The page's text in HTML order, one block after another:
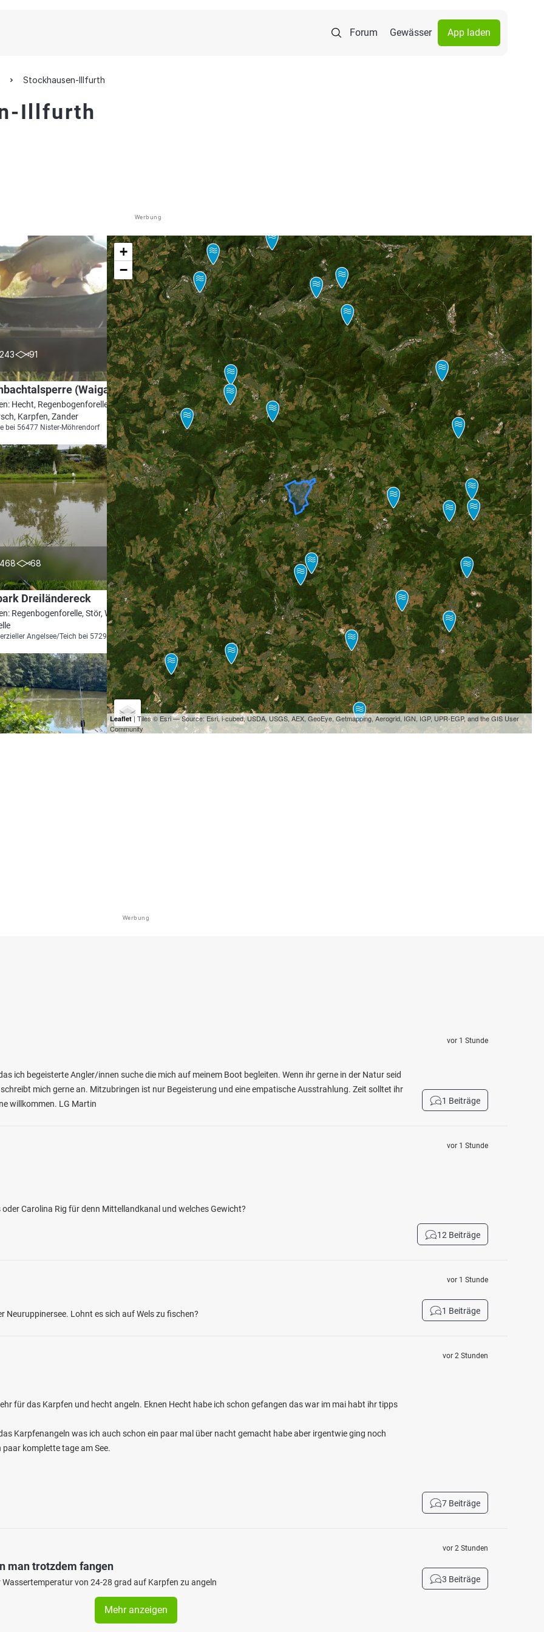
Forum Gewässer App laden
Stockhausen-Illfurth
Illfurth
Werbung
243 91 4.7
(Waigandshain)
Hecht, Regenbogenforelle,
Karpfen, Zander
bei 56477 Nister-Möhrendorf
468 68 4.7
Dreiländereck
Regenbogenforelle, Stör, Wels, Karpfen,
Angelsee/Teich bei 57299 Burbach
+
−
Leaflet| Tiles © Esri — Source: Esri, i-cubed, USDA, USGS, AEX, GeoEye, Getmapping, Aerogrid, IGN, IGP, UPR-EGP, and the GIS User
Community
Werbung
ich begeisterte Angler/innen suche die mich auf meinem Boot begleiten. Wenn ihr gerne in der Natur seid
mich gerne an. Mitzubringen ist nur Begeisterung und eine empatische Ausstrahlung. Zeit solltet ihr
willkommen. LG Martin
vor 1 Stunde
1 Beiträge
Carolina Rig für denn Mittellandkanal und welches Gewicht?
vor 1 Stunde
12 Beiträge
Neuruppinersee. Lohnt es sich auf Wels zu fischen?
vor 1 Stunde
1 Beiträge
für das Karpfen und hecht angeln. Eknen Hecht habe ich schon gefangen das war im mai habt ihr tipps
Karpfenangeln was ich auch schon ein paar mal über nacht gemacht habe aber irgentwie ging noch
komplette tage am See.
vor 2 Stunden
7 Beiträge
man trotzdem fangen
von 24-28 grad auf Karpfen zu angeln
vor 2 Stunden
3 Beiträge
Mehr anzeigen